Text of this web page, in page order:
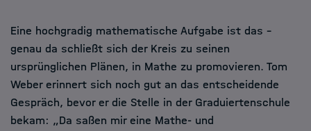
Eine hochgradig mathematische Aufgabe ist das –
genau da schließt sich der Kreis zu seinen
ursprünglichen Plänen, in Mathe zu promovieren. Tom
Weber erinnert sich noch gut an das entscheidende
Gespräch, bevor er die Stelle in der Graduiertenschule
bekam: „Da saßen mir eine Mathe- und